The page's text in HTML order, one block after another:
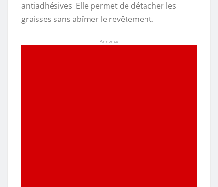
antiadhésives. Elle permet de détacher les
graisses sans abîmer le revêtement.
Annonce